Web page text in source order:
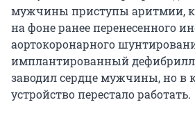
мужчины приступы аритмии,
на фоне ранее перенесенного
аортокоронарного
имплантированный
заводил сердце мужчины, но в
устройство перестало работать.